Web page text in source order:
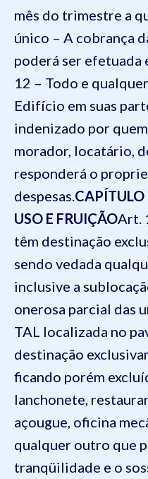
mês do trimestre a
único – A cobrança
poderá ser efetuada
12 – Todo e
Edifício em suas
indenizado por
morador, locatário,
responderá o
despesas.CAPÍTULO
USO E FRUIÇÃOArt.
têm destinação
sendo vedada
inclusive a
onerosa parcial das
TAL localizada no
destinação
ficando porém
lanchonete,
açougue, oficina
qualquer outro que
tranqüilidade e o